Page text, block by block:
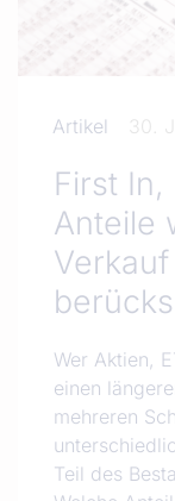
Artikel 30.
First
Anteile
Wer Aktien,
einen
mehreren
Teil des